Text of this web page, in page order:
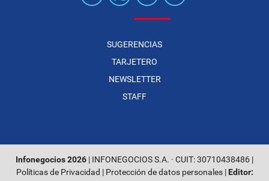
SUGERENCIAS
TARJETERO
NEWSLETTER
STAFF
Infonegocios 2026 | INFONEGOCIOS S.A. · CUIT: 30710438486 |
Políticas de Privacidad | Protección de datos personales| Editor: